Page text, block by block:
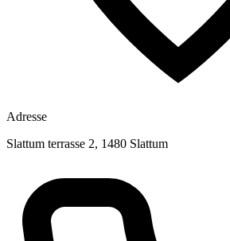
Adresse
Slattum terrasse 2, 1480 Slattum